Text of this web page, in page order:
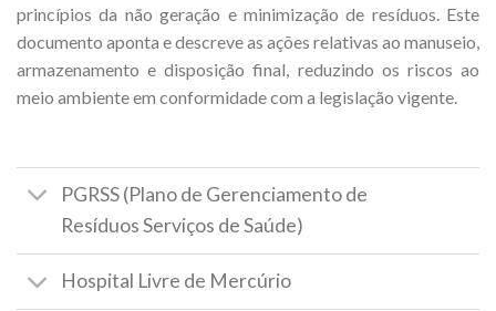
princípios da não geração e minimização de resíduos. Este
documento aponta e descreve as ações relativas ao manuseio,
armazenamento e disposição final, reduzindo os riscos ao
meio ambiente em conformidade com a legislação vigente.
PGRSS (Plano de Gerenciamento de
Resíduos Serviços de Saúde)
Hospital Livre de Mercúrio